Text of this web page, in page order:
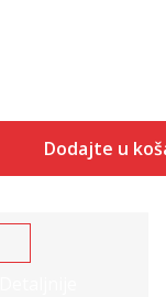
Dodajte u